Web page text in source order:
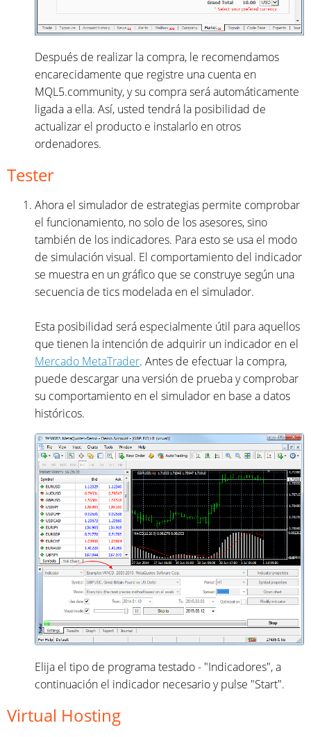
Después de realizar la compra, le recomendamos
encarecidamente que registre una cuenta en
MQL5.community, y su compra será automáticamente
ligada a ella. Así, usted tendrá la posibilidad de
actualizar el producto e instalarlo en otros
ordenadores.
Tester
Ahora el simulador de estrategias permite comprobar
el funcionamiento, no solo de los asesores, sino
también de los indicadores. Para esto se usa el modo
de simulación visual. El comportamiento del indicador
se muestra en un gráfico que se construye según una
secuencia de tics modelada en el simulador.
Esta posibilidad será especialmente útil para aquellos
que tienen la intención de adquirir un indicador en el
Mercado MetaTrader. Antes de efectuar la compra,
puede descargar una versión de prueba y comprobar
su comportamiento en el simulador en base a datos
históricos.
Elija el tipo de programa testado - "Indicadores", a
continuación el indicador necesario y pulse "Start".
Virtual Hosting